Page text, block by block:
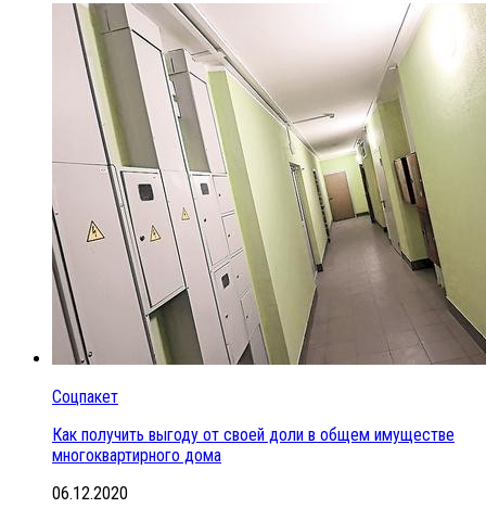
Соцпакет
Как получить выгоду от своей доли в общем имуществе
многоквартирного дома
06.12.2020